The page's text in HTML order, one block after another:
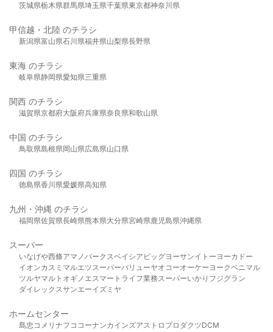
茨城県栃木県群馬県埼玉県千葉県東京都神奈川県
甲信越・北陸 のチラシ
新潟県富山県石川県福井県山梨県長野県
東海 のチラシ
岐阜県静岡県愛知県三重県
関西 のチラシ
滋賀県京都府大阪府兵庫県奈良県和歌山県
中国 のチラシ
鳥取県島根県岡山県広島県山口県
四国 のチラシ
徳島県香川県愛媛県高知県
九州・沖縄 のチラシ
福岡県佐賀県長崎県熊本県大分県宮崎県鹿児島県沖縄県
スーパー
いなげや西條アマノパークスベイシア ビッグヨーサンイトーヨーカドー
イオンカスミ マルエツスーパーバリューヤオコーオーケー ヨークベニマル
ツルヤマルト オギノ エスマート ライフ業務スーパーいかり フジグラン
ダイレックスサンエーイズミヤ
ホームセンター
島忠 コメリ ナフコ コーナンカインズアストロプロダクツDCM